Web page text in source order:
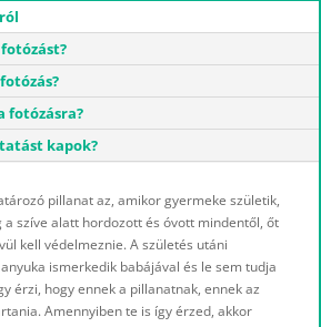
fotózásra?
kapok?
pillanat az, amikor gyermeke születik,
a szíve alatt hordozott és óvott mindentől, őt
kell védelmeznie. A születés utáni
ismerkedik babájával és le sem tudja
érzi, hogy ennek a pillanatnak, ennek az
Amennyiben te is így érzed, akkor